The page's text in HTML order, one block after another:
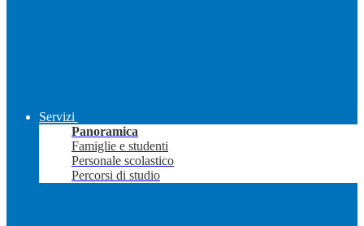
Servizi
Panoramica
Famiglie e studenti
Personale scolastico
Percorsi di studio